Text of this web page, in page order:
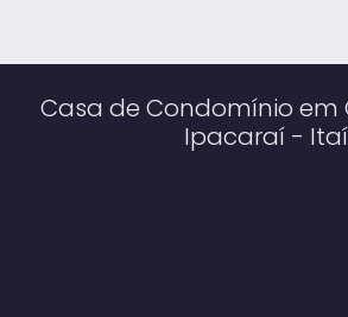
Casa de Condomínio em
Ipacaraí - Itaí